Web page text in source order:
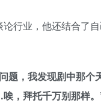
行业，他还结合了
题，我发现剧中那
，拜托千万别那样。